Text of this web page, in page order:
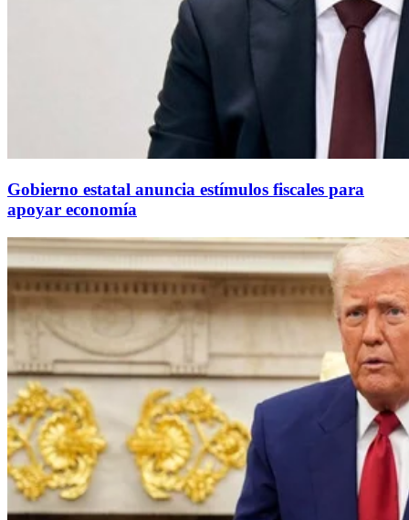
Gobierno estatal anuncia estímulos fiscales para
apoyar economía